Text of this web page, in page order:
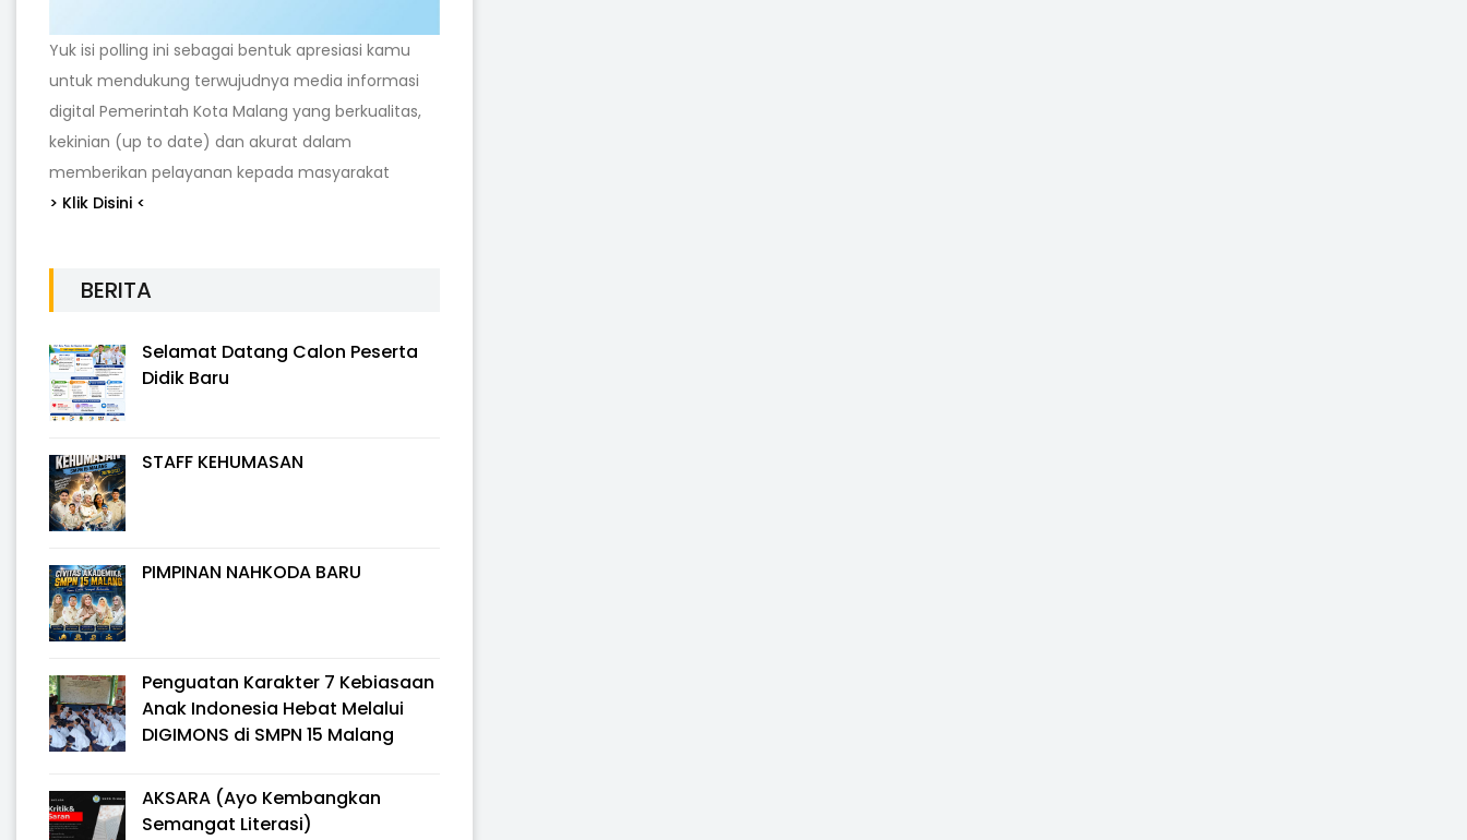
Yuk isi polling ini sebagai bentuk apresiasi kamu
untuk mendukung terwujudnya media informasi
digital Pemerintah Kota Malang yang berkualitas,
kekinian (up to date) dan akurat dalam
memberikan pelayanan kepada masyarakat
> Klik Disini <
BERITA
Selamat Datang Calon Peserta
Didik Baru
STAFF KEHUMASAN
PIMPINAN NAHKODA BARU
Penguatan Karakter 7 Kebiasaan
Anak Indonesia Hebat Melalui
DIGIMONS di SMPN 15 Malang
AKSARA (Ayo Kembangkan
Semangat Literasi)